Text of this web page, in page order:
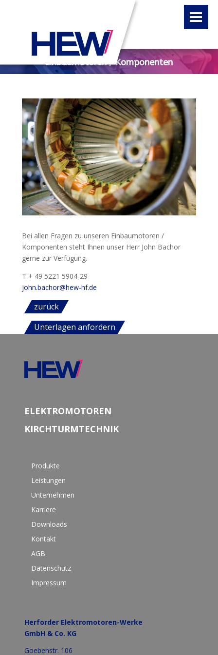
Einbaumotoren / Komponenten
Bei allen Fragen zu unseren Einbaumotoren /
Komponenten steht Ihnen unser Herr John Bachor
gerne zur Verfügung.
T + 49 5221 5904-29
john.bachor@hew-hf.de
zurück
Unterlagen anfordern
ELEKTROMOTOREN
KIRCHTURMTECHNIK
Produkte
Leistungen
Unternehmen
Karriere
Downloads
Kontakt
AGB
Datenschutz
Impressum
Herforder Elektromotoren-Werke
GmbH & Co. KG
Goebenstr. 106